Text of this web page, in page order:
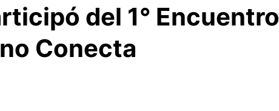
del 1° Encuentro
Conecta